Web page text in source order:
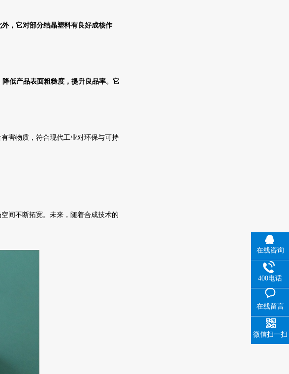
，它对部分结晶塑料有良好成核作
低产品表面粗糙度，提升良品率。它
害物质，符合现代工业对环保与可持
间不断拓宽。未来，随着合成技术的
在线咨询
400电话
在线留言
微信扫一扫